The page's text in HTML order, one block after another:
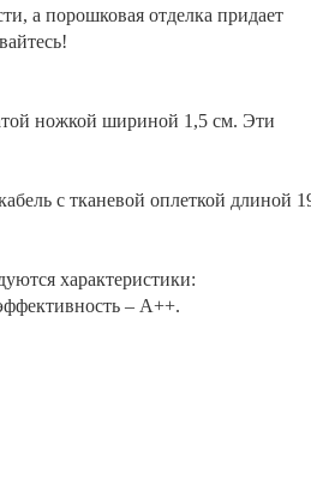
а порошковая отделка придает
ножкой шириной 1,5 см. Эти
с тканевой оплеткой длиной
характеристики:
– A++.